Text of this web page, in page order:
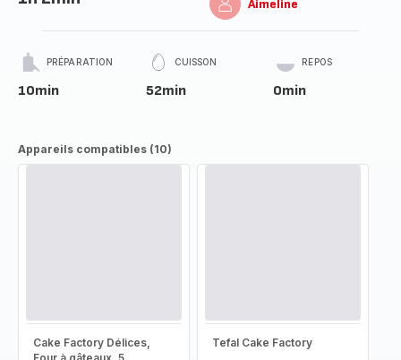
Aimeline
PRÉPARATION
10min
CUISSON
52min
REPOS
0min
Appareils compatibles (10)
Cake Factory Délices,
Tefal Cake Factory